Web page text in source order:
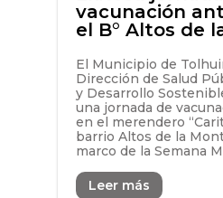
vacunación
el B° Altos de
El Municipio de
Dirección de Salud
y Desarrollo
una jornada de
en el merendero
barrio Altos de la
marco de la Semana
Leer más